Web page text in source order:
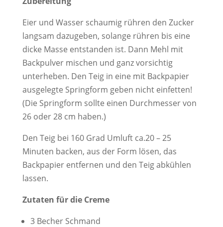
Eier und Wasser schaumig rühren den Zucker
langsam dazugeben, solange rühren bis eine
dicke Masse entstanden ist. Dann Mehl mit
Backpulver mischen und ganz vorsichtig
unterheben. Den Teig in eine mit Backpapier
ausgelegte Springform geben nicht einfetten!
(Die Springform sollte einen Durchmesser von
26 oder 28 cm haben.)
Den Teig bei 160 Grad Umluft ca.20 – 25
Minuten backen, aus der Form lösen, das
Backpapier entfernen und den Teig abkühlen
lassen.
Zutaten für die Creme
3 Becher Schmand